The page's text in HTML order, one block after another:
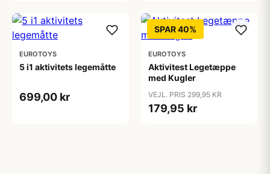
EUROTOYS
5 i1 aktivitets legemåtte
699,00 kr
SPAR 40%
EUROTOYS
Aktivitest Legetæppe
med Kugler
VEJL. PRIS 299,95 KR
179,95 kr